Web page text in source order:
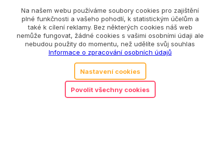
Vrátit se na titulní stránku
Na našem webu používáme soubory cookies pro zajištění
plné funkčnosti a vašeho pohodlí, k statistickým účelům a
také k cílení reklamy. Bez některých cookies náš web
nemůže fungovat, žádné cookies s vašimi osobními údaji ale
nebudou použity do momentu, než udělíte svůj souhlas
Informace o zpracování osobních údajů
Nastavení cookies
Povolit všechny cookies